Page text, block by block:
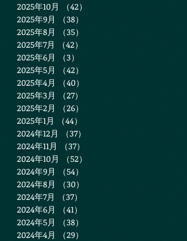
2025年10月
（42）
2025年9月
（38）
2025年8月
（35）
2025年7月
（42）
2025年6月
（3）
2025年5月
（42）
2025年4月
（40）
2025年3月
（27）
2025年2月
（26）
2025年1月
（44）
2024年12月
（37）
2024年11月
（37）
2024年10月
（52）
2024年9月
（54）
2024年8月
（30）
2024年7月
（37）
2024年6月
（41）
2024年5月
（38）
2024年4月
（29）